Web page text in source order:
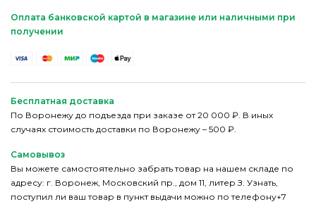
Оплата банковской картой в магазине или наличными при
получении
Бесплатная доставка
По Воронежу до подъезда при заказе от 20 000 ₽. В иных
случаях стоимость доставки по Воронежу – 500 ₽.
Самовывоз
Вы можете самостоятельно забрать товар на нашем складе по
адресу: г. Воронеж, Московский пр., дом 11, литер З. Узнать,
поступил ли ваш товар в пункт выдачи можно по телефону+7